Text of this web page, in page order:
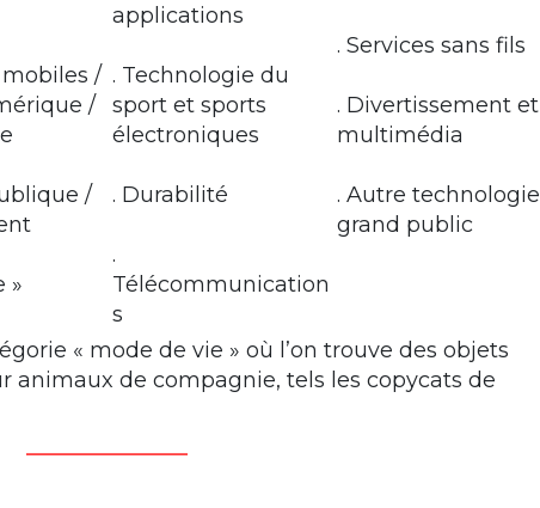
/
/
/
»
applications
. Technologie du
sport et sports
électroniques
. Durabilité
.
Télécommunication
s
. Services sans fils
. Divertissement et
multimédia
. Autre technologie
grand public
« mode de vie » où l’on trouve des objets
animaux de compagnie, tels les copycats de